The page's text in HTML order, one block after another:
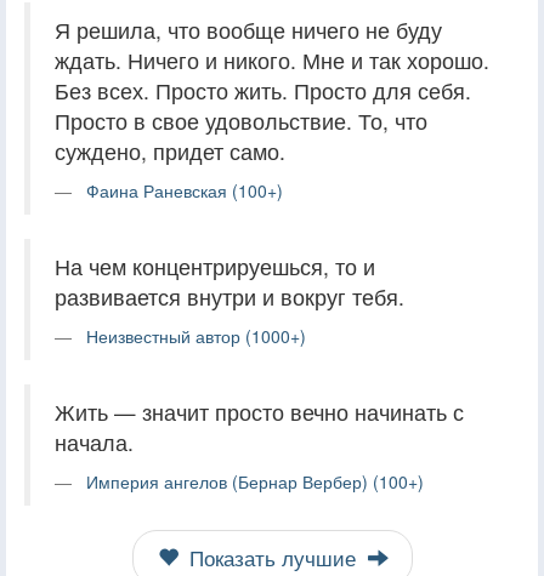
Я решила, что вообще ничего не буду
ждать. Ничего и никого. Мне и так хорошо.
Без всех. Просто жить. Просто для себя.
Просто в свое удовольствие. То, что
суждено, придет само.
Фаина Раневская (100+)
На чем концентрируешься, то и
развивается внутри и вокруг тебя.
Неизвестный автор (1000+)
Жить — значит просто вечно начинать с
начала.
Империя ангелов (Бернар Вербер) (100+)
Показать лучшие